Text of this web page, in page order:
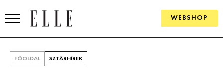
WEBSHOP
FŐOLDAL SZTÁRHÍREK